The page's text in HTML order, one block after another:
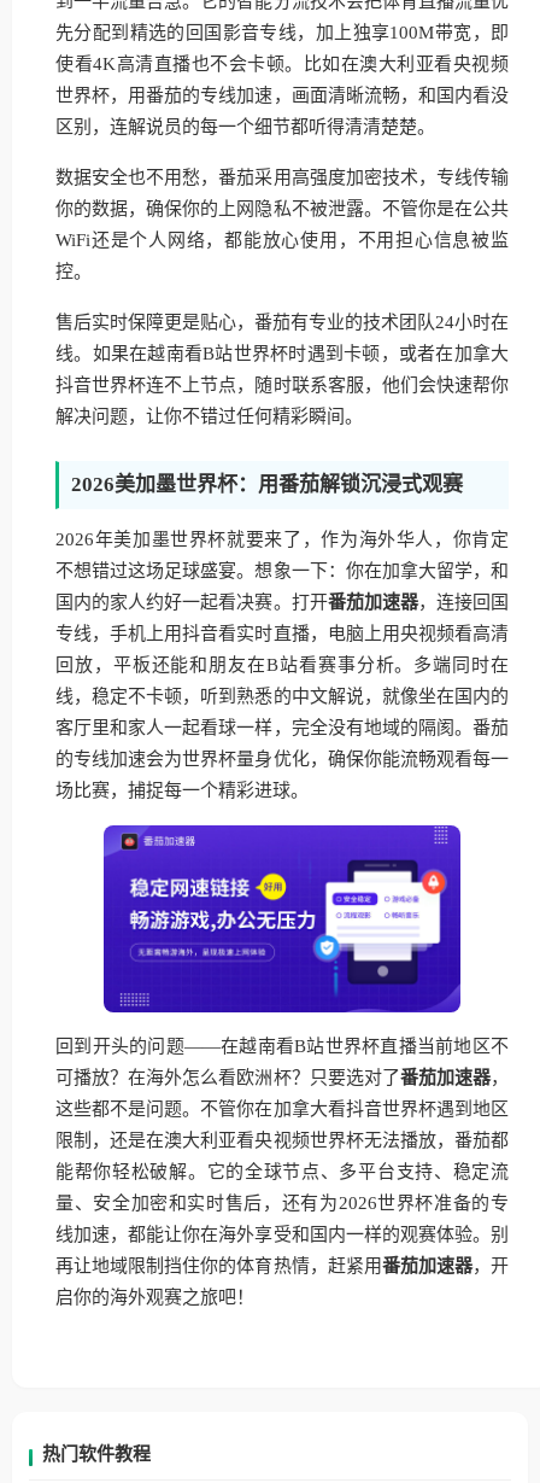
先分配到精选的回国影音专线，加上独享100M带宽，即
使看4K高清直播也不会卡顿。比如在澳大利亚看央视频
世界杯，用番茄的专线加速，画面清晰流畅，和国内看没
区别，连解说员的每一个细节都听得清清楚楚。
数据安全也不用愁，番茄采用高强度加密技术，专线传输
你的数据，确保你的上网隐私不被泄露。不管你是在公共
WiFi还是个人网络，都能放心使用，不用担心信息被监
控。
售后实时保障更是贴心，番茄有专业的技术团队24小时在
线。如果在越南看B站世界杯时遇到卡顿，或者在加拿大
抖音世界杯连不上节点，随时联系客服，他们会快速帮你
解决问题，让你不错过任何精彩瞬间。
2026美加墨世界杯：用番茄解锁沉浸式观赛
2026年美加墨世界杯就要来了，作为海外华人，你肯定
不想错过这场足球盛宴。想象一下：你在加拿大留学，和
国内的家人约好一起看决赛。打开番茄加速器，连接回国
专线，手机上用抖音看实时直播，电脑上用央视频看高清
回放，平板还能和朋友在B站看赛事分析。多端同时在
线，稳定不卡顿，听到熟悉的中文解说，就像坐在国内的
客厅里和家人一起看球一样，完全没有地域的隔阂。番茄
的专线加速会为世界杯量身优化，确保你能流畅观看每一
场比赛，捕捉每一个精彩进球。
回到开头的问题——在越南看B站世界杯直播当前地区不
可播放？在海外怎么看欧洲杯？只要选对了番茄加速器，
这些都不是问题。不管你在加拿大看抖音世界杯遇到地区
限制，还是在澳大利亚看央视频世界杯无法播放，番茄都
能帮你轻松破解。它的全球节点、多平台支持、稳定流
量、安全加密和实时售后，还有为2026世界杯准备的专
线加速，都能让你在海外享受和国内一样的观赛体验。别
再让地域限制挡住你的体育热情，赶紧用番茄加速器，开
启你的海外观赛之旅吧！
热门软件教程